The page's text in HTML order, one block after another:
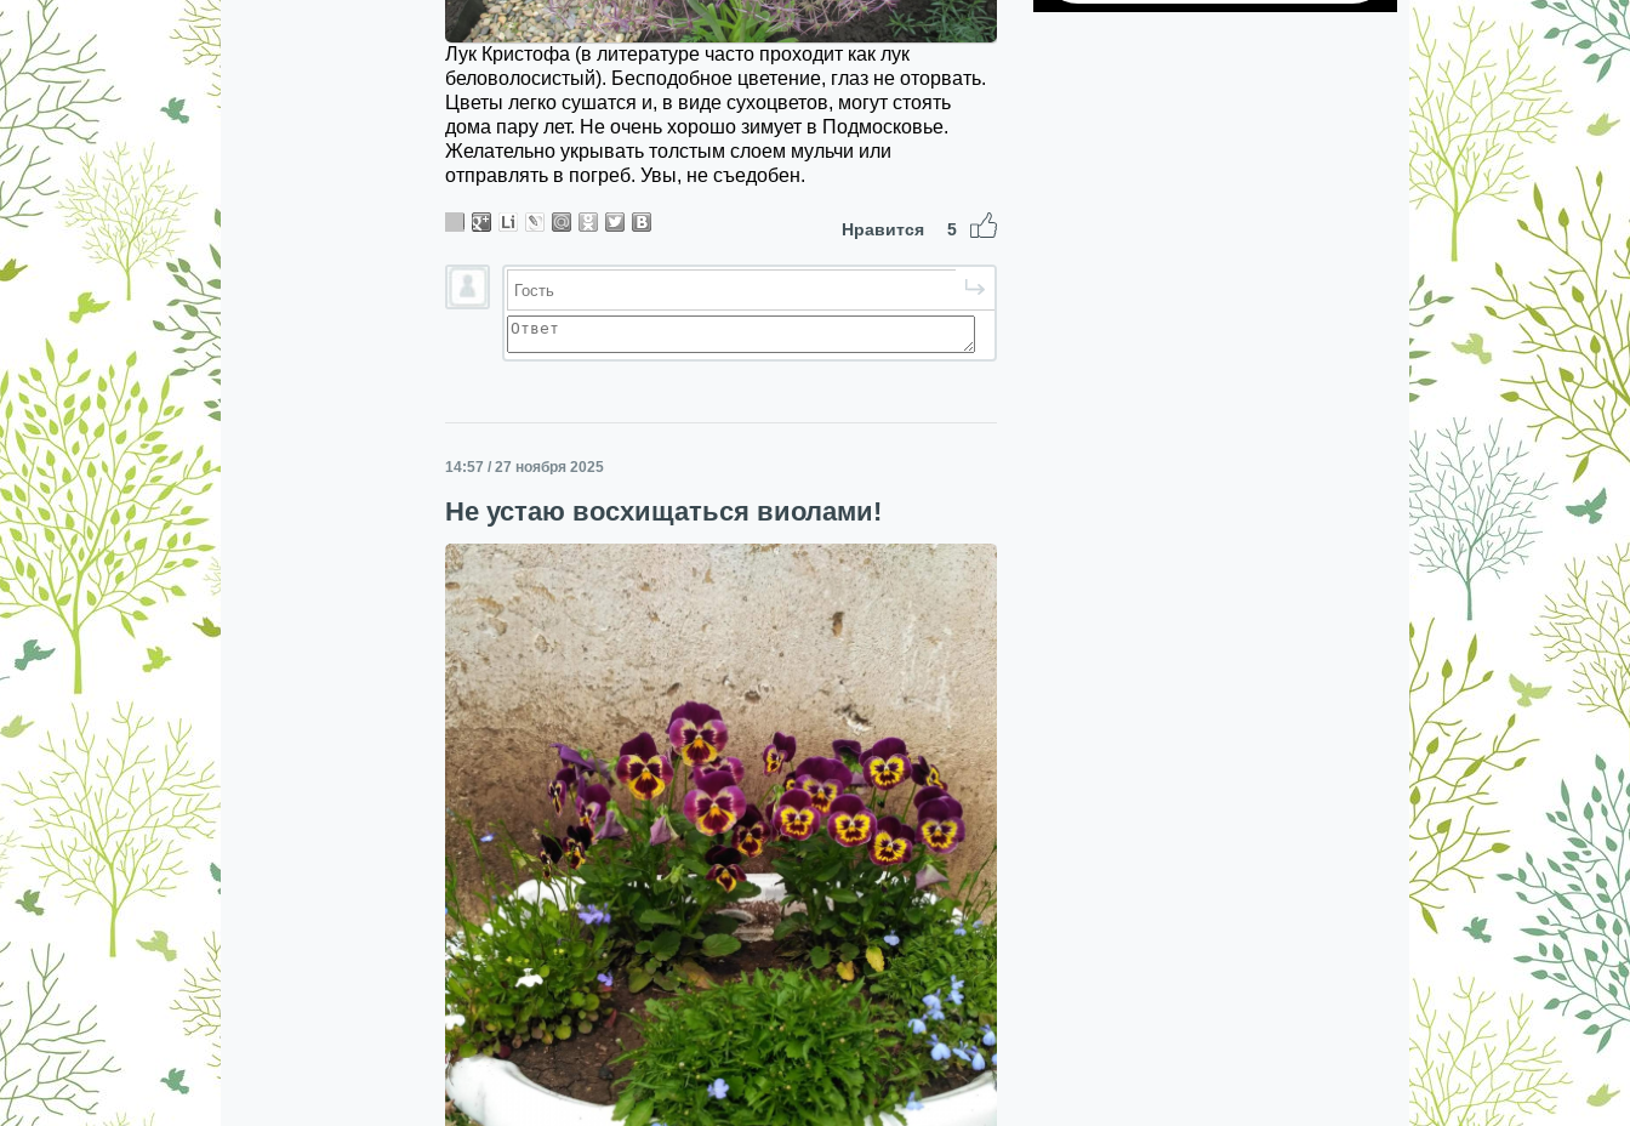
Лук Кристофа (в литературе часто проходит как лук
беловолосистый). Бесподобное цветение, глаз не оторвать.
Цветы легко сушатся и, в виде сухоцветов, могут стоять
дома пару лет. Не очень хорошо зимует в Подмосковье.
Желательно укрывать толстым слоем мульчи или
отправлять в погреб. Увы, не съедобен.
Нравится 5
14:57 / 27 ноября 2025
Не устаю восхищаться виолами!